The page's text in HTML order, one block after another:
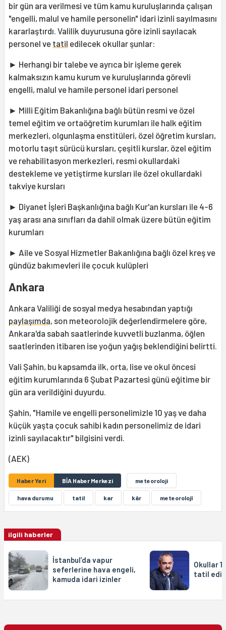
bir gün ara verilmesi ve tüm kamu kuruluşlarında çalışan
"engelli, malul ve hamile personelin" idari izinli sayılmasını
kararlaştırdı. Valilik duyurusuna göre izinli sayılacak
personel ve tatil edilecek okullar şunlar:
► Herhangi bir talebe ve ayrıca bir işleme gerek
kalmaksızın kamu kurum ve kuruluşlarında görevli
engelli, malul ve hamile personel idari personel
► Milli Eğitim Bakanlığına bağlı bütün resmi ve özel
temel eğitim ve ortaöğretim kurumları ile halk eğitim
merkezleri, olgunlaşma enstitüleri, özel öğretim kursları,
motorlu taşıt sürücü kursları, çeşitli kurslar, özel eğitim
ve rehabilitasyon merkezleri, resmi okullardaki
destekleme ve yetiştirme kursları ile özel okullardaki
takviye kursları
► Diyanet İşleri Başkanlığına bağlı Kur'an kursları ile 4-6
yaş arası ana sınıfları da dahil olmak üzere bütün eğitim
kurumları
► Aile ve Sosyal Hizmetler Bakanlığına bağlı özel kreş ve
gündüz bakımevleri ile çocuk kulüpleri
Ankara
Ankara Valiliği de sosyal medya hesabından yaptığı
paylaşımda, son meteorolojik değerlendirmelere göre,
Ankara'da sabah saatlerinde kuvvetli buzlanma, öğlen
saatlerinden itibaren ise yoğun yağış beklendiğini belirtti.
Vali Şahin, bu kapsamda ilk, orta, lise ve okul öncesi
eğitim kurumlarında 6 Şubat Pazartesi günü eğitime bir
gün ara verildiğini duyurdu.
Şahin, "Hamile ve engelli personelimizle 10 yaş ve daha
küçük yaşta çocuk sahibi kadın personelimiz de idari
izinli sayılacaktır" bilgisini verdi.
(AEK)
Haber Yeri BİA Haber Merkezi meteoroloji
hava durumu tatil kar kâr meteorolojî
ilgili haberler
İstanbul’da vapur
seferlerine hava engeli,
kamuda idari izinler
Okullar
tatil